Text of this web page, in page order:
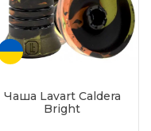
Чаша Lavart Caldera
Bright